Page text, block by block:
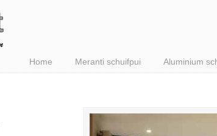
Home Meranti schuifpui Aluminium